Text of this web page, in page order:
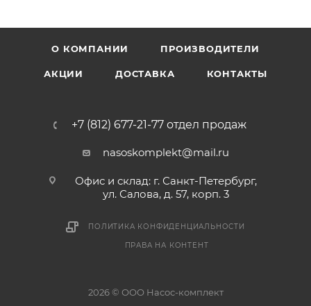
О КОМПАНИИ ПРОИЗВОДИТЕЛИ
АКЦИИ ДОСТАВКА КОНТАКТЫ
+7 (812) 677-21-77 отдел продаж
nasoskomplekt@mail.ru
Офис и склад: г. Санкт-Петербург,
ул. Салова, д. 57, корп. 3
ПОЛИТИКА КОНФИДЕНЦИАЛЬНОСТИ
ПРАВА НА КОНТЕНТ
2026 © ООО Насос-комплект